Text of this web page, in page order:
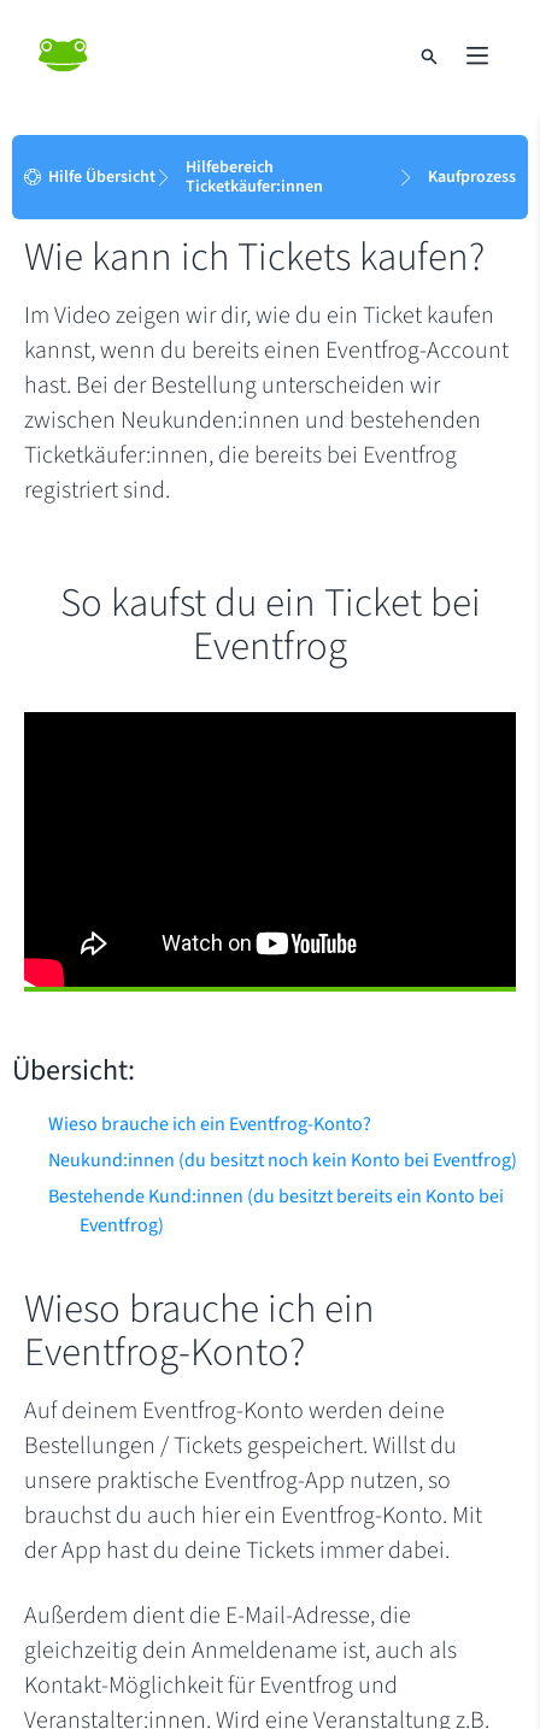
Hilfe Übersicht
Hilfebereich
Ticketkäufer:innen
Kaufprozess
Wie kann ich Tickets kaufen?
Im Video zeigen wir dir, wie du ein Ticket kaufen
kannst, wenn du bereits einen Eventfrog-Account
hast. Bei der Bestellung unterscheiden wir
zwischen Neukunden:innen und bestehenden
Ticketkäufer:innen, die bereits bei Eventfrog
registriert sind.
So kaufst du ein Ticket bei
Eventfrog
Übersicht:
Wieso brauche ich ein Eventfrog-Konto?
Neukund:innen (du besitzt noch kein Konto bei Eventfrog)
Bestehende Kund:innen (du besitzt bereits ein Konto bei
Eventfrog)
Wieso brauche ich ein
Eventfrog-Konto?
Auf deinem Eventfrog-Konto werden deine
Bestellungen / Tickets gespeichert. Willst du
unsere praktische Eventfrog-App nutzen, so
brauchst du auch hier ein Eventfrog-Konto. Mit
der App hast du deine Tickets immer dabei.
Außerdem dient die E-Mail-Adresse, die
gleichzeitig dein Anmeldename ist, auch als
Kontakt-Möglichkeit für Eventfrog und
Veranstalter:innen. Wird eine Veranstaltung z.B.